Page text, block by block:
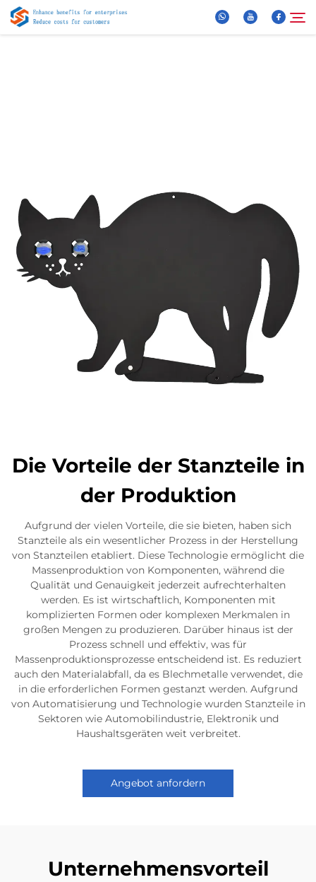
FAQ
Video
Kontaktieren Sie uns
Die Vorteile der Stanzteile in
der Produktion
Aufgrund der vielen Vorteile, die sie bieten, haben sich
Stanzteile als ein wesentlicher Prozess in der Herstellung
von Stanzteilen etabliert. Diese Technologie ermöglicht die
Massenproduktion von Komponenten, während die
Qualität und Genauigkeit jederzeit aufrechterhalten
werden. Es ist wirtschaftlich, Komponenten mit
komplizierten Formen oder komplexen Merkmalen in
großen Mengen zu produzieren. Darüber hinaus ist der
Prozess schnell und effektiv, was für
Massenproduktionsprozesse entscheidend ist. Es reduziert
auch den Materialabfall, da es Blechmetalle verwendet, die
in die erforderlichen Formen gestanzt werden. Aufgrund
von Automatisierung und Technologie wurden Stanzteile in
Sektoren wie Automobilindustrie, Elektronik und
Haushaltsgeräten weit verbreitet.
Angebot anfordern
Unternehmensvorteil